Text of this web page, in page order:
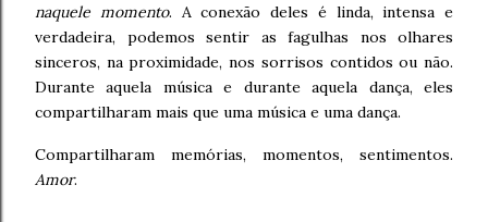
naquele momento. A conexão deles é linda, intensa e
verdadeira, podemos sentir as fagulhas nos olhares
sinceros, na proximidade, nos sorrisos contidos ou não.
Durante aquela música e durante aquela dança, eles
compartilharam mais que uma música e uma dança.
Compartilharam memórias, momentos, sentimentos.
Amor.